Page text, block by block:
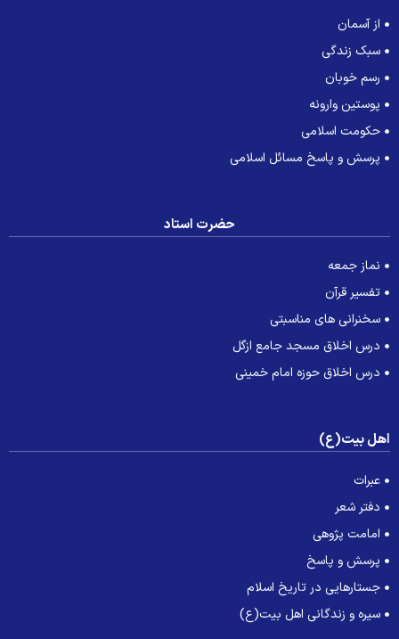
از آسمان
سبک زندگی
رسم خوبان
پوستین وارونه
حکومت اسلامی
پرسش و پاسخ مسائل اسلامی
حضرت استاد
نماز جمعه
تفسیر قرآن
سخنرانی های مناسبتی
درس اخلاق مسجد جامع ازگل
درس اخلاق حوزه امام خمینی
بیت(ع)
عبرات
دفتر شعر
امامت پژوهی
پرسش و پاسخ
جستارهایی در تاریخ اسلام
سیره و زندگانی اهل بیت(ع)